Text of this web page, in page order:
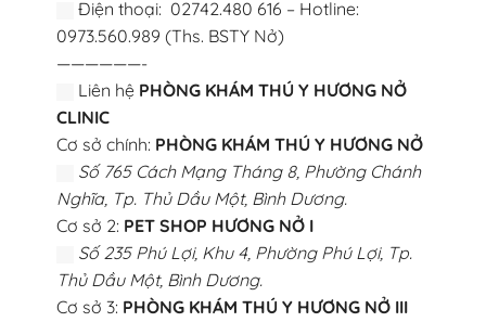
Điện thoại: 02742.480 616 – Hotline:
0973.560.989 (Ths. BSTY Nở)
——————-
Liên hệ PHÒNG KHÁM THÚ Y HƯƠNG NỞ
CLINIC
Cơ sở chính: PHÒNG KHÁM THÚ Y HƯƠNG NỞ
Số 765 Cách Mạng Tháng 8, Phường Chánh
Nghĩa, Tp. Thủ Dầu Một, Bình Dương.
Cơ sở 2: PET SHOP HƯƠNG NỞ I
Số 235 Phú Lợi, Khu 4, Phường Phú Lợi, Tp.
Thủ Dầu Một, Bình Dương.
Cơ sở 3: PHÒNG KHÁM THÚ Y HƯƠNG NỞ III